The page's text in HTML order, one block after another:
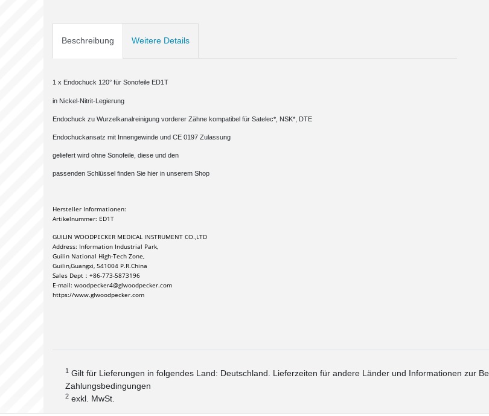
Beschreibung Weitere Details
1 x Endochuck 120° für Sonofeile ED1T
in Nickel-Nitrit-Legierung
Endochuck zu Wurzelkanalreinigung vorderer Zähne kompatibel für Satelec*, NSK*, DTE
Endochuckansatz mit Innengewinde und CE 0197 Zulassung
geliefert wird ohne Sonofeile, diese und den
passenden Schlüssel finden Sie hier in unserem Shop
Hersteller Informationen:
Artikelnummer: ED1T
GUILIN WOODPECKER MEDICAL INSTRUMENT CO.,LTD
Address: Information Industrial Park,
Guilin National High-Tech Zone,
Guilin,Guangxi, 541004 P.R.China
Sales Dept：+86-773-5873196
E-mail: woodpecker4@glwoodpecker.com
https://www.glwoodpecker.com
1 Gilt für Lieferungen in folgendes Land: Deutschland. Lieferzeiten für andere Länder und Informationen zur
Zahlungsbedingungen
2 exkl. MwSt.